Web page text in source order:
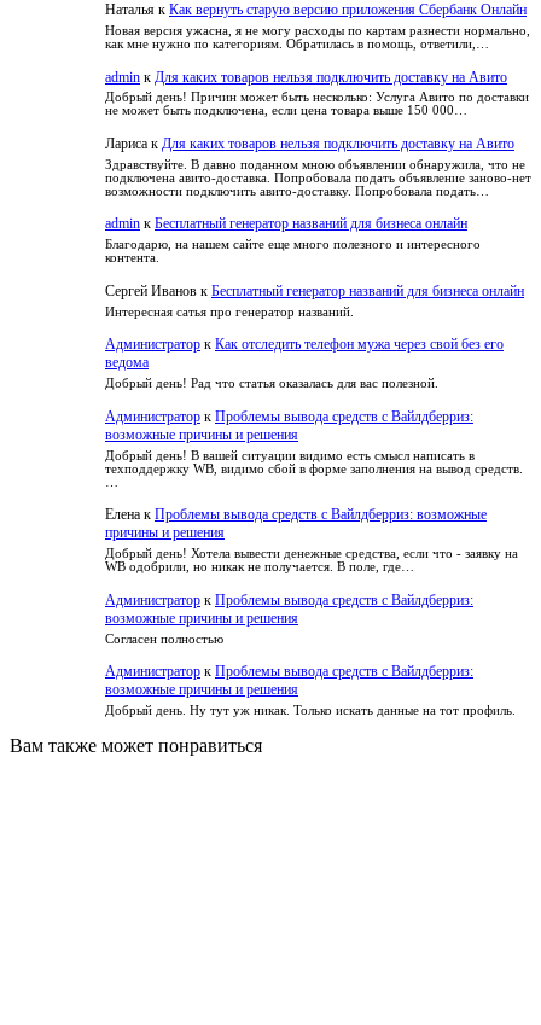
в
зависимость
потерять
читателя
и
как
его
Наталья к Как вернуть старую версию приложения Сбербанк Онлайн
Новая версия ужасна, я не могу расходы по картам разнести нормально,
как мне нужно по категориям. Обратилась в помощь, ответили,…
admin к Для каких товаров нельзя подключить доставку на Авито
Добрый день! Причин может быть несколько: Услуга Авито по доставки
не может быть подключена, если цена товара выше 150 000…
Лариса к Для каких товаров нельзя подключить доставку на Авито
Здравствуйте. В давно поданном мною объявлении обнаружила, что не
подключена авито-доставка. Попробовала подать объявление заново-нет
возможности подключить авито-доставку. Попробовала подать…
admin к Бесплатный генератор названий для бизнеса онлайн
Благодарю, на нашем сайте еще много полезного и интересного
контента.
Сергей Иванов к Бесплатный генератор названий для бизнеса онлайн
Интересная сатья про генератор названий.
Администратор к Как отследить телефон мужа через свой без его
ведома
Добрый день! Рад что статья оказалась для вас полезной.
Администратор к Проблемы вывода средств с Вайлдберриз:
возможные причины и решения
Добрый день! В вашей ситуации видимо есть смысл написать в
техподдержку WB, видимо сбой в форме заполнения на вывод средств.
Елена к Проблемы вывода средств с Вайлдберриз: возможные
причины и решения
Добрый день! Хотела вывести денежные средства, если что - заявку на
WB одобрили, но никак не получается. В поле, где…
Администратор к Проблемы вывода средств с Вайлдберриз:
возможные причины и решения
Согласен полностью
Администратор к Проблемы вывода средств с Вайлдберриз:
возможные причины и решения
Добрый день. Ну тут уж никак. Только искать данные на тот профиль.
Вам также может понравиться